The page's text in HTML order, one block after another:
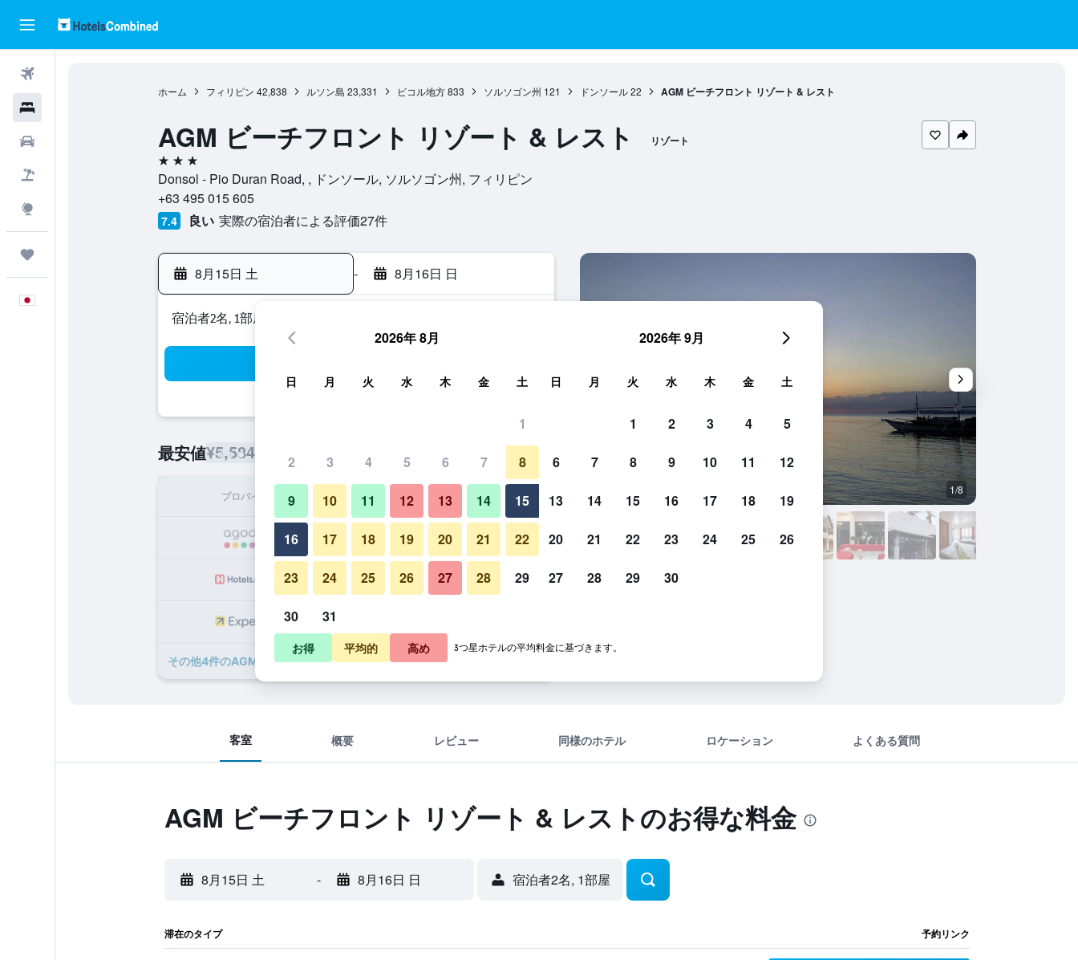
ホーム フィリピン 42,838 ルソン島 23,331 ビコル地方 833 ソルソゴン州 121 ドンソール 22 AGM ビーチフロント リゾート & レスト
AGM ビーチフロント リゾート & レスト リゾート
3つ星
Donsol - Pio Duran Road, , ドンソール, ソルソゴン州, フィリピン
+63 495 015 605
7.4 良い 実際の宿泊者による評価27​件
8月15日 土 - 8月16日 日
宿泊者2名, 1​部屋
最安値¥5,584/
プロバイダ 1泊あたり合計
¥5,584 プランを見る
¥6,039 プランを見る
​その他4​件のAGM ビーチフロント リゾート & レストのオファー
1/8
AGM ビーチフロント リゾート & レストの写真
客室 概要 レビュー 同様のホテル ロケーション よくある質問
AGM ビーチフロント リゾート & レストのお得な料金
8月15日 土 - 8月16日 日 宿泊者2名, 1​部屋
滞在のタイプ 予約リンク
2026年 8月
日 月 火 水 木 金 土
1
2 3 4 5 6 7 8
9 10 11 12 13 14 15
16 17 18 19 20 21 22
23 24 25 26 27 28 29
30 31
2026年 9月
日 月 火 水 木 金 土
1 2 3 4 5
6 7 8 9 10 11 12
13 14 15 16 17 18 19
20 21 22 23 24 25 26
27 28 29 30
お得 平均的 高め 3つ星ホテルの平均料金に基づきます。